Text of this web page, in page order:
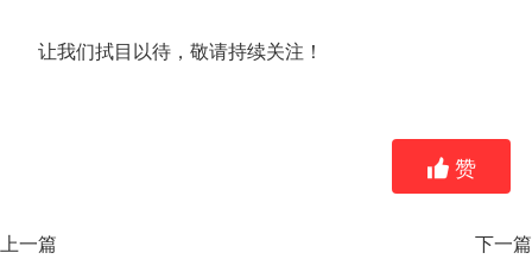
让我们拭目以待，敬请持续关注！
赞
上一篇 下一篇